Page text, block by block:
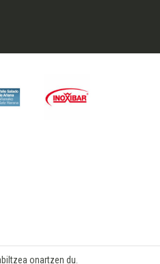
onartzen du.